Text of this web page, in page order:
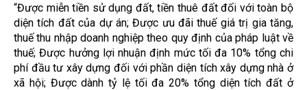
“Được miễn tiền sử dụng đất, tiền thuê đất đối với toàn bộ
diện tích đất của dự án; Được ưu đãi thuế giá trị gia tăng,
thuế thu nhập doanh nghiệp theo quy định của pháp luật về
thuế; Được hưởng lợi nhuận định mức tối đa 10% tổng chi
phí đầu tư xây dựng đối với phần diện tích xây dựng nhà ở
xã hội; Được dành tỷ lệ tối đa 20% tổng diện tích đất ở